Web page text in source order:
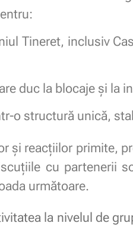
Tineret, inclusiv
duc la blocaje și la
o structură unică,
și reacțiilor primite,
cu partenerii
următoare.
la nivelul de